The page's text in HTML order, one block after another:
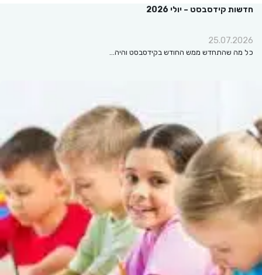
חדשות קידסבסט – יולי 2026
25.07.2026
כל מה שהתחדש ממש החודש בקידסבסט והיה…